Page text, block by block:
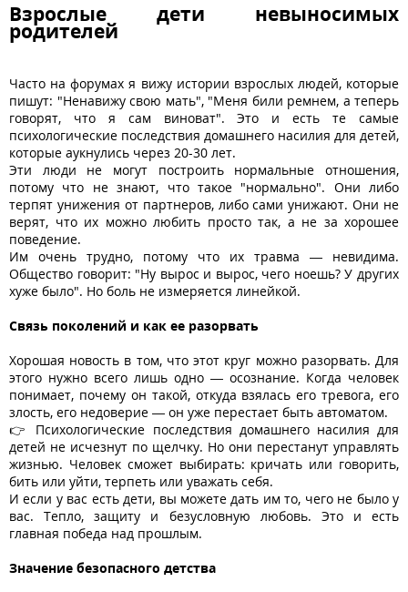
Взрослые дети невыносимых
родителей
Часто на форумах я вижу истории взрослых людей, которые
пишут: "Ненавижу свою мать", "Меня били ремнем, а теперь
говорят, что я сам виноват". Это и есть те самые
психологические последствия домашнего насилия для детей,
которые аукнулись через 20-30 лет.
Эти люди не могут построить нормальные отношения,
потому что не знают, что такое "нормально". Они либо
терпят унижения от партнеров, либо сами унижают. Они не
верят, что их можно любить просто так, а не за хорошее
поведение.
Им очень трудно, потому что их травма — невидима.
Общество говорит: "Ну вырос и вырос, чего ноешь? У других
хуже было". Но боль не измеряется линейкой.
Связь поколений и как ее разорвать
Хорошая новость в том, что этот круг можно разорвать. Для
этого нужно всего лишь одно — осознание. Когда человек
понимает, почему он такой, откуда взялась его тревога, его
злость, его недоверие — он уже перестает быть автоматом.
👉 Психологические последствия домашнего насилия для
детей не исчезнут по щелчку. Но они перестанут управлять
жизнью. Человек сможет выбирать: кричать или говорить,
бить или уйти, терпеть или уважать себя.
И если у вас есть дети, вы можете дать им то, чего не было у
вас. Тепло, защиту и безусловную любовь. Это и есть
главная победа над прошлым.
Значение безопасного детства